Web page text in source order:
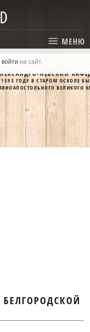
МЕНЮ
войти на сайт.
НЕВСКИЙ
1593 ГОДУ В СТАРОМ ОСКОЛЕ
ВЕЛИКОГО